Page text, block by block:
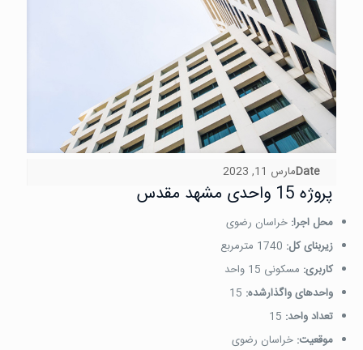
Dateمارس 11, 2023
پروژه 15 واحدی مشهد مقدس
محل اجرا: خراسان رضوی
زیربنای کل:
کاربری: مسکونی 15 واحد
واحدهای واگذارشده:
تعداد واحد:
موقعیت: خراسان رضوی